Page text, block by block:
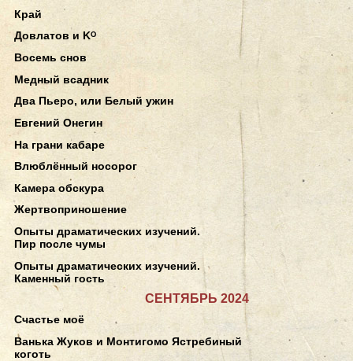
Край
Довлатов и Kᴼ
Восемь снов
Медный всадник
Два Пьеро, или Белый ужин
Евгений Онегин
На грани кабаре
Влюблённый носорог
Камера обскура
Жертвоприношение
Опыты драматических изучений.
Пир после чумы
Опыты драматических изучений.
Каменный гость
СЕНТЯБРЬ 2024
Счастье моё
Ванька Жуков и Монтигомо Ястребиный
коготь